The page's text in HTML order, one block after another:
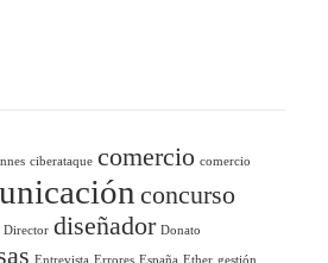
ciberataque comercio comercio
concurso
Director diseñador Donato
Entrevista Errores España Ether gestión